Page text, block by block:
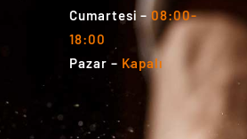
Cumartesi –08:00-
18:00
Pazar – Kapalı